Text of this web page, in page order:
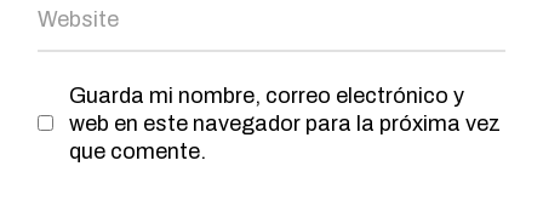
Guarda mi nombre, correo electrónico y
web en este navegador para la próxima vez
que comente.